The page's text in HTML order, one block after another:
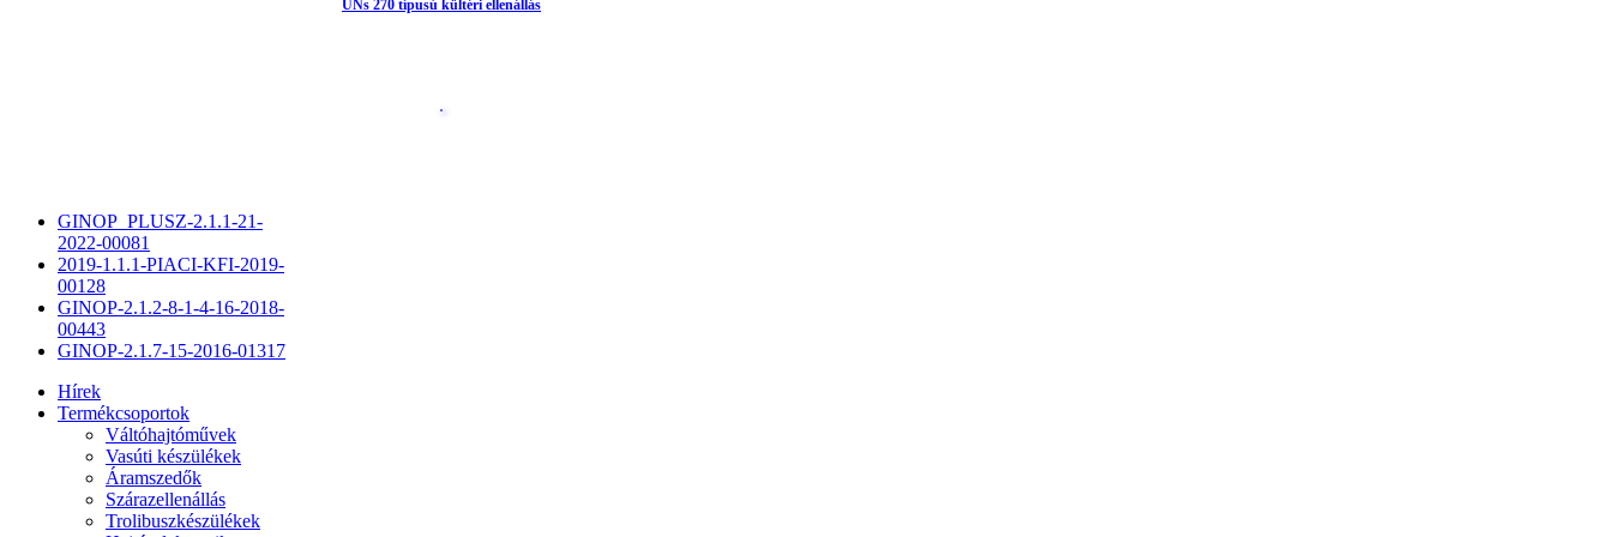
UNs 270 típusú kültéri ellenállás
GINOP_PLUSZ-2.1.1-21-
2022-00081
2019-1.1.1-PIACI-KFI-2019-
00128
GINOP-2.1.2-8-1-4-16-2018-
00443
GINOP-2.1.7-15-2016-01317
Hírek
Termékcsoportok
Váltóhajtóművek
Vasúti készülékek
Áramszedők
Szárazellenállás
Trolibuszkészülékek